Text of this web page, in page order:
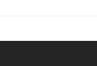
مدريد ملك “ريمونتادات”